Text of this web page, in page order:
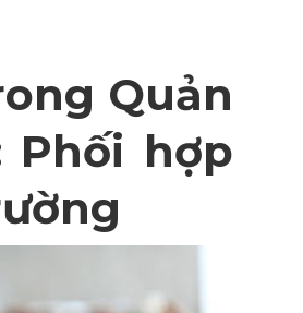
Quản
Phối hợp